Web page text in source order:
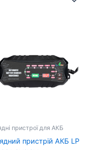
пристрої для АКБ
пристрій АКБ LP